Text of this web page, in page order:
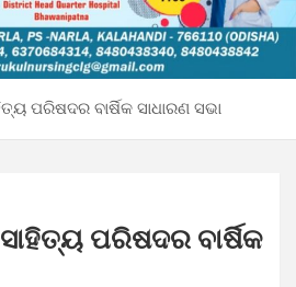
ପରିଷଦର ବାର୍ଷିକ ସାଧାରଣ ସଭା
ପରିଷଦର ବାର୍ଷିକ